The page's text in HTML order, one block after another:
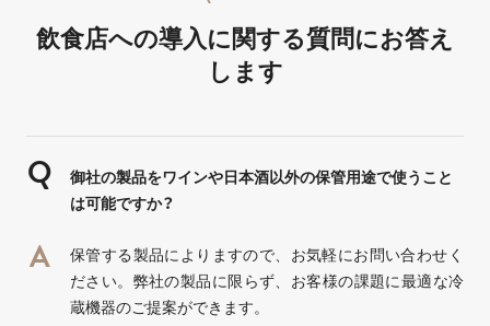
飲食店への導入に関する質問にお答え
します
御社の製品をワインや日本酒以外の保管用途で使うこと
は可能ですか？
保管する製品によりますので、お気軽にお問い合わせく
ださい。弊社の製品に限らず、お客様の課題に最適な冷
蔵機器のご提案ができます。